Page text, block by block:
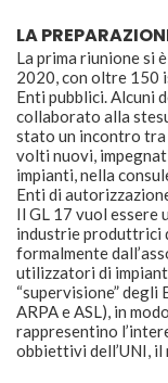
LA
La prima riunione si
2020, con oltre 150
Enti pubblici. Alcuni
collaborato alla
stato un incontro tra
volti nuovi,
impianti, nella
Enti di
Il GL 17 vuol
industrie produttrici
formalmente
utilizzatori di
“supervisione”
ARPA e ASL), in
rappresentino
obbiettivi dell’UNI,